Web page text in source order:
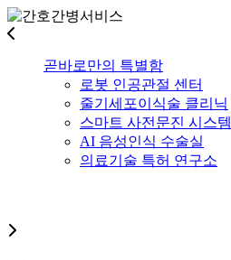
곧바로만의 특별함
로봇 인공관절 센터
줄기세포이식술 클리닉
스마트 사전문진 시스템
AI 음성인식 수술실
의료기술 특허 연구소